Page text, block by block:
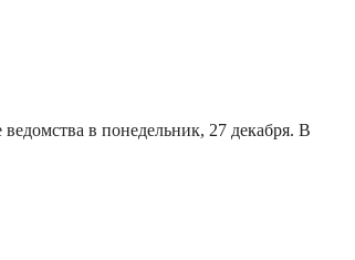
в понедельник, 27 декабря. В